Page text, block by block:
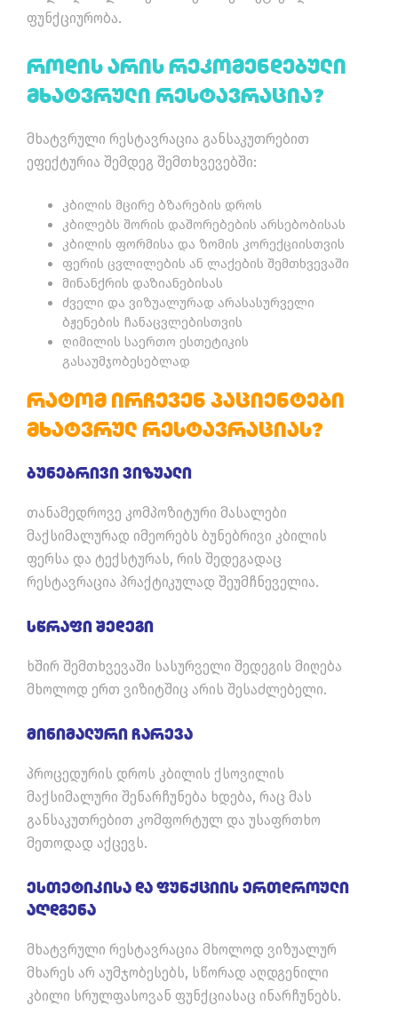
ფუნქციურობა.
Როდის Არის Რეკომენდებული
Მხატვრული Რესტავრაცია?
მხატვრული რესტავრაცია განსაკუთრებით
ეფექტურია შემდეგ შემთხვევებში:
კბილის მცირე ბზარების დროს
კბილებს შორის დაშორებების არსებობისას
კბილის ფორმისა და ზომის კორექციისთვის
ფერის ცვლილების ან ლაქების შემთხვევაში
მინანქრის დაზიანებისას
ძველი და ვიზუალურად არასასურველი
ბჟენების ჩანაცვლებისთვის
ღიმილის საერთო ესთეტიკის
გასაუმჯობესებლად
Რატომ Ირჩევენ Პაციენტები
Მხატვრულ Რესტავრაციას?
Ბუნებრივი Ვიზუალი
თანამედროვე კომპოზიტური მასალები
მაქსიმალურად იმეორებს ბუნებრივი კბილის
ფერსა და ტექსტურას, რის შედეგადაც
რესტავრაცია პრაქტიკულად შეუმჩნეველია.
Სწრაფი Შედეგი
ხშირ შემთხვევაში სასურველი შედეგის მიღება
მხოლოდ ერთ ვიზიტშიც არის შესაძლებელი.
Მინიმალური Ჩარევა
პროცედურის დროს კბილის ქსოვილის
მაქსიმალური შენარჩუნება ხდება, რაც მას
განსაკუთრებით კომფორტულ და უსაფრთხო
მეთოდად აქცევს.
Ესთეტიკისა Და Ფუნქციის Ერთდროული
Აღდგენა
მხატვრული რესტავრაცია მხოლოდ ვიზუალურ
მხარეს არ აუმჯობესებს, სწორად აღდგენილი
კბილი სრულფასოვან ფუნქციასაც ინარჩუნებს.